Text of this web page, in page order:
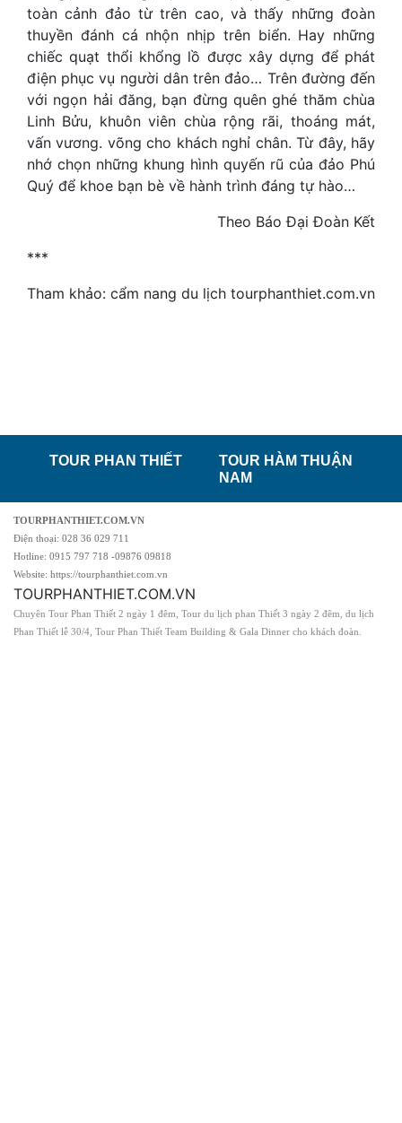
toàn cảnh đảo từ trên cao, và thấy những đoàn
thuyền đánh cá nhộn nhịp trên biển. Hay những
chiếc quạt thổi khổng lồ được xây dựng để phát
điện phục vụ người dân trên đảo… Trên đường đến
với ngọn hải đăng, bạn đừng quên ghé thăm chùa
Linh Bửu, khuôn viên chùa rộng rãi, thoáng mát,
vấn vương. võng cho khách nghỉ chân. Từ đây, hãy
nhớ chọn những khung hình quyến rũ của đảo Phú
Quý để khoe bạn bè về hành trình đáng tự hào…
Theo Báo Đại Đoàn Kết
***
Tham khảo: cẩm nang du lịch tourphanthiet.com.vn
TOUR PHAN THIẾT
TOUR HÀM THUẬN
NAM
TOURPHANTHIET.COM.VN
Điện thoại: 028 36 029 711
Hotline: 0915 797 718 -09876 09818
Website: https://tourphanthiet.com.vn
TOURPHANTHIET.COM.VN
Chuyên Tour Phan Thiết 2 ngày 1 đêm, Tour du lịch phan Thiết 3 ngày 2 đêm, du lịch
Phan Thiết lễ 30/4, Tour Phan Thiết Team Building & Gala Dinner cho khách đoàn.